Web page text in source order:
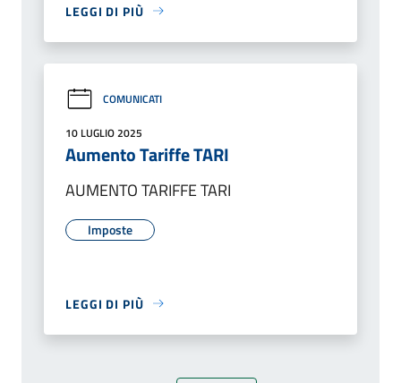
LEGGI DI PIÙ
COMUNICATI
10 LUGLIO 2025
Aumento Tariffe TARI
AUMENTO TARIFFE TARI
Imposte
LEGGI DI PIÙ